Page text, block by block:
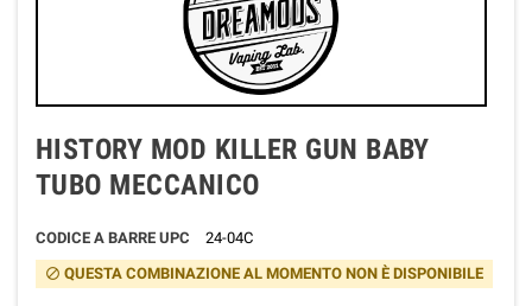
HISTORY MOD KILLER GUN BABY
TUBO MECCANICO
CODICE A BARRE UPC 24-04C
block QUESTA COMBINAZIONE AL MOMENTO NON È DISPONIBILE